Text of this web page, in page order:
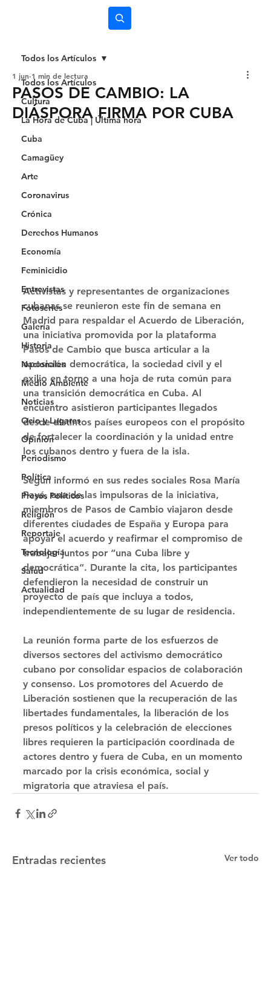
Todos los Artículos
Cultura
La Hora de Cuba | Última hora
Cuba
Camagüey
Arte
Coronavirus
Crónica
Derechos Humanos
Economía
Feminicidio
Entrevistas
Fotoseries
Galería
Historia
Nacionales
Medio Ambiente
Noticias
Ocio y Lugares
Opinión
Periodismo
Política
Presos Políticos
Religión
Reportaje
Tecnología
Salud
Actualidad
Todos los Artículos
PASOS DE CAMBIO: LA
DIÁSPORA FIRMA POR CUBA
1 jun 1 min de lectura
Activistas y representantes de organizaciones
cubanas se reunieron este fin de semana en
Madrid para respaldar el Acuerdo de Liberación,
una iniciativa promovida por la plataforma
Pasos de Cambio que busca articular a la
oposición democrática, la sociedad civil y el
exilio en torno a una hoja de ruta común para
una transición democrática en Cuba. Al
encuentro asistieron participantes llegados
desde distintos países europeos con el propósito
de fortalecer la coordinación y la unidad entre
los cubanos dentro y fuera de la isla.
Según informó en sus redes sociales Rosa María
Payá, una de las impulsoras de la iniciativa,
miembros de Pasos de Cambio viajaron desde
diferentes ciudades de España y Europa para
apoyar el acuerdo y reafirmar el compromiso de
trabajar juntos por “una Cuba libre y
democrática”. Durante la cita, los participantes
defendieron la necesidad de construir un
proyecto de país que incluya a todos,
independientemente de su lugar de residencia.
La reunión forma parte de los esfuerzos de
diversos sectores del activismo democrático
cubano por consolidar espacios de colaboración
y consenso. Los promotores del Acuerdo de
Liberación sostienen que la recuperación de las
libertades fundamentales, la liberación de los
presos políticos y la celebración de elecciones
libres requieren la participación coordinada de
actores dentro y fuera de Cuba, en un momento
marcado por la crisis económica, social y
migratoria que atraviesa el país.
Entradas recientes Ver todo